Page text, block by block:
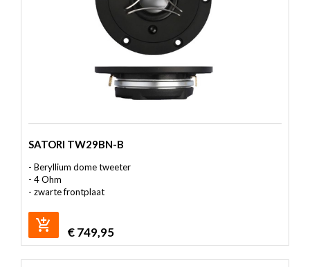
SATORI TW29BN-B
- Beryllium dome tweeter
- 4 Ohm
- zwarte frontplaat
€749,95